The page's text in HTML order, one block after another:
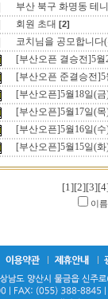
부산 북구 화명동 테
회원 초대 [2]
코치님을 공모합니다
[부산오픈 결승전]5
[부산오픈 준결승전
[부산오픈]5월18일(
[부산오픈]5월17일(
[부산오픈]5월16일(
[부산오픈]5월15일(
[1][2][3]
이름